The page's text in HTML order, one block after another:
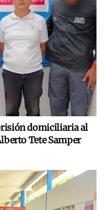
domiciliaria al
Tete Samper